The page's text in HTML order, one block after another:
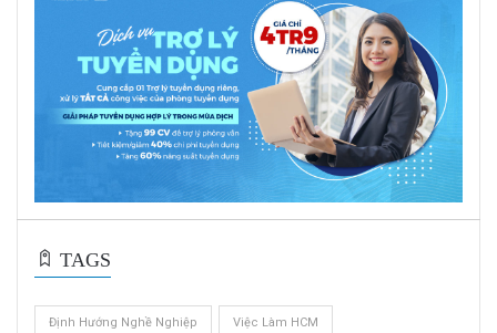
TAGS
Định Hướng Nghề Nghiệp Việc Làm HCM